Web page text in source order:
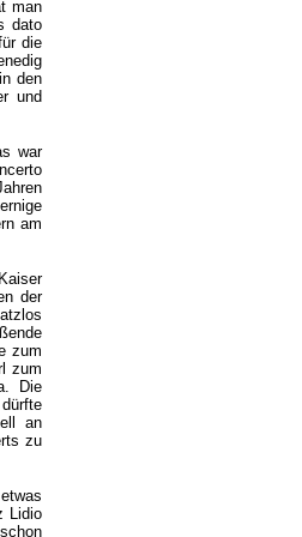
man
dato
die
den
und
war
am
der
zum
zum
Die
an
zu
Lidio